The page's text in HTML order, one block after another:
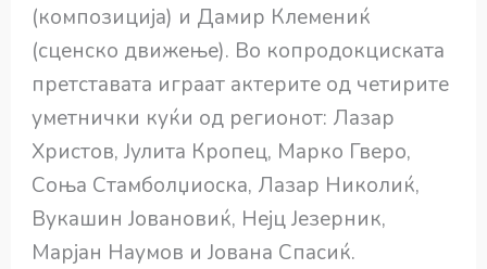
(композиција) и Дамир Клемениќ
(сценско движење). Во копродокциската
претставата играат актерите од четирите
уметнички куќи од регионот: Лазар
Христов, Јулита Кропец, Марко Гверо,
Соња Стамболџиоска, Лазар Николиќ,
Вукашин Јовановиќ, Нејц Језерник,
Марјан Наумов и Јована Спасиќ.